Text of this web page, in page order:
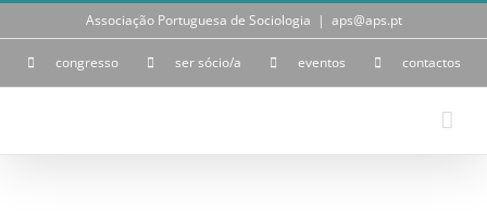
Skip
Associação Portuguesa de Sociologia | aps@aps.pt
congresso ser sócio/a eventos contactos